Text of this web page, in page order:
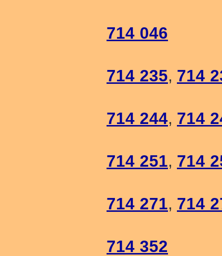
714 046
714 235, 714
714 244, 714
714 251, 714
714 271, 714
714 352